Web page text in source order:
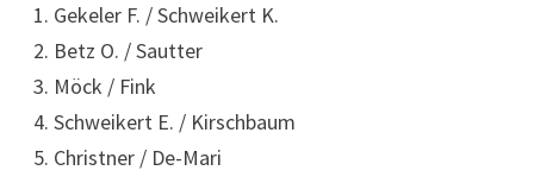
Gekeler F. / Schweikert K.
Betz O. / Sautter
Möck / Fink
Schweikert E. / Kirschbaum
Christner / De-Mari